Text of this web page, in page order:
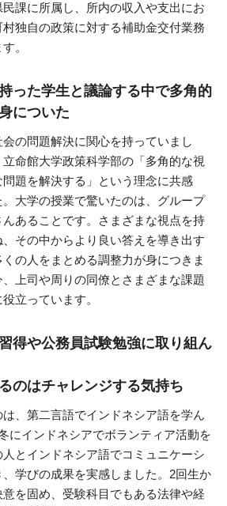
課に所属し、所内の収入や支出にお
独自の政策に対する補助金交付業務
。
った学生と議論する中で多角的
についた
の問題解決に関心を持っていまし
命館大学政策科学部の「多角的な視
題を解決する」という理念に共感
大学の授業で驚いたのは、グループ
あることです。さまざまな視点を持
その中からより良い答えを導き出す
の人をまとめる調整力が身につきま
上司や周りの同僚とさまざまな課題
立っています。
得や公務員試験勉強に取り組ん
のはチャレンジする気持ち
、第二言語でインドネシア語を学ん
にインドネシアでボランティア活動を
とインドネシア語でコミュニケーシ
学びの成果を実感しました。2回生か
を固め、受験科目でもある法律や経